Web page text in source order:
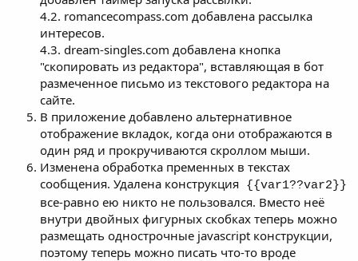
4.2. romancecompass.com добавлена рассылка
интересов.
4.3. dream-singles.com добавлена кнопка
"скопировать из редактора", вставляющая в бот
размеченное письмо из текстового редактора на
сайте.
В приложение добавлено альтернативное
отображение вкладок, когда они отображаются в
один ряд и прокручиваются скроллом мыши.
Изменена обработка пременных в текстах
сообщения. Удалена конструкция {{var1??var2}}
все-равно ею никто не пользовался. Вместо неё
внутри двойных фигурных скобках теперь можно
размещать однострочные javascript конструкции,
поэтому теперь можно писать что-то вроде